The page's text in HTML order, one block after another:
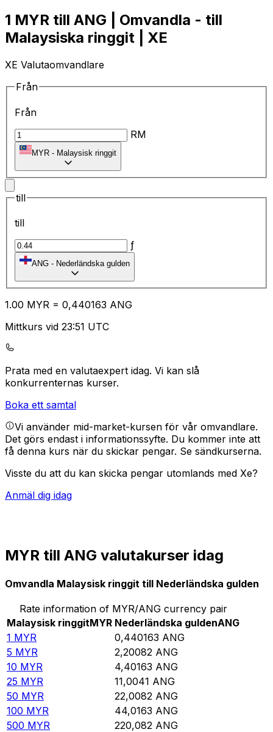
1 MYR till ANG | Omvandla - till
Malaysiska ringgit | XE
XE Valutaomvandlare
Från
Från
RM
MYR - Malaysisk ringgit
till
till
ƒ
ANG - Nederländska gulden
1.00 MYR = 0,440163 ANG
Mittkurs vid 23:51 UTC
Prata med en valutaexpert idag. Vi kan slå
konkurrenternas kurser.
Boka ett samtal
Vi använder mid-market-kursen för vår omvandlare.
Det görs endast i informationssyfte. Du kommer inte att
få denna kurs när du skickar pengar. Se sändkurserna.
Visste du att du kan skicka pengar utomlands med Xe?
Anmäl dig idag
MYR till ANG valutakurser idag
Omvandla Malaysisk ringgit till Nederländska gulden
Rate information of MYR/ANG currency pair
Malaysisk ringgitMYR Nederländska guldenANG
1 MYR 0,440163 ANG
5 MYR 2,20082 ANG
10 MYR 4,40163 ANG
25 MYR 11,0041 ANG
50 MYR 22,0082 ANG
100 MYR 44,0163 ANG
500 MYR 220,082 ANG